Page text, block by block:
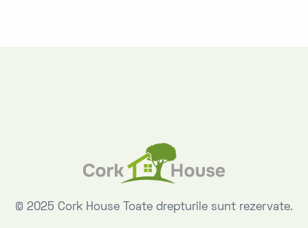
© 2025 Cork House Toate drepturile sunt rezervate.